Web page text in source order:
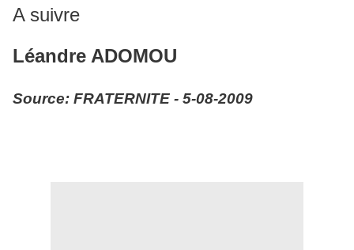
A suivre
Léandre ADOMOU
Source: FRATERNITE - 5-08-2009